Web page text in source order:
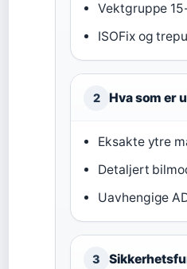
Vektgruppe
ISOFix og
2 Hva som er
Eksakte ytre
Detaljert
Uavhengige
3